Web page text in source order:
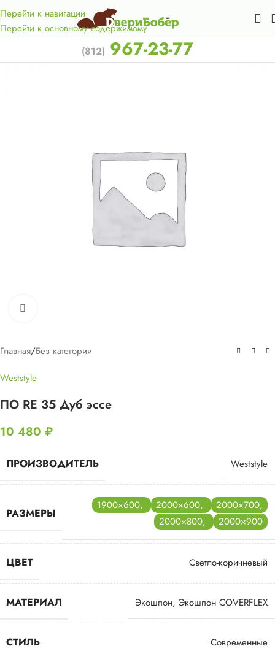
Перейти к навигации
Перейти к основному содержимому
км. от КАД.
(812) 967-23-77
Главная/Без категории
Weststyle
ПО RE 35 Дуб эссе
10 480 ₽
ПРОИЗВОДИТЕЛЬ Weststyle
РАЗМЕРЫ
1900×600, 2000×600, 2000×700,
2000×800, 2000×900
ЦВЕТ Светло-коричневый
МАТЕРИАЛ Экошпон, Экошпон COVERFLEX
СТИЛЬ Современные